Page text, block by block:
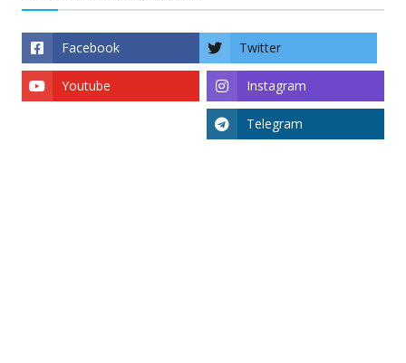
Facebook Twitter
Instagram
Youtube
Telegram